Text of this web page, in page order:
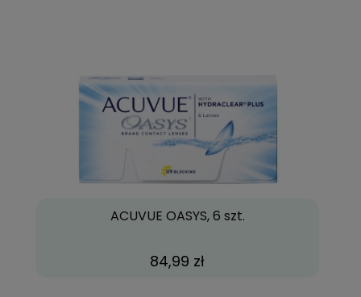
ACUVUE OASYS, 6 szt.
84,99 zł